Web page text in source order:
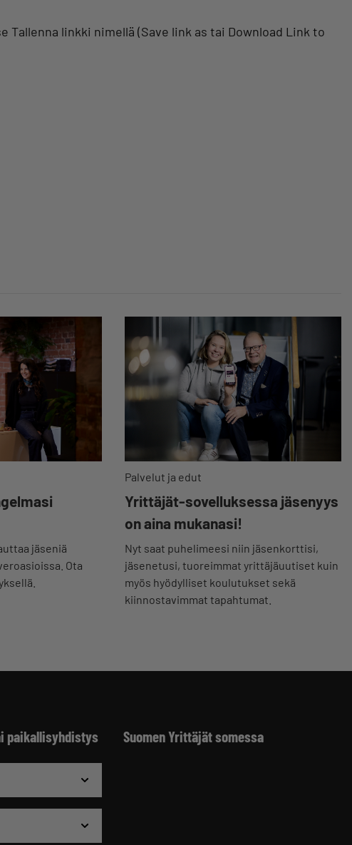
Tallenna linkki nimellä (Save link as tai Download Link to
jäseniä
Ota
Palvelut ja edut
Yrittäjät-sovelluksessa jäsenyys
on aina mukanasi!
Nyt saat puhelimeesi niin jäsenkorttisi,
jäsenetusi, tuoreimmat yrittäjäuutiset kuin
myös hyödylliset koulutukset sekä
kiinnostavimmat tapahtumat.
paikallisyhdistys Suomen Yrittäjät somessa